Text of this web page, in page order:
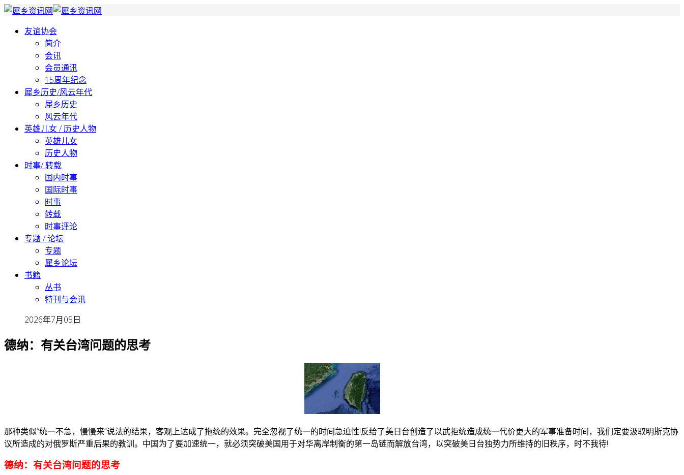
友谊协会
简介
会讯
会员通讯
15周年纪念
犀乡历史/风云年代
犀乡历史
风云年代
英雄儿女 / 历史人物
英雄儿女
历史人物
时事/ 转载
国内时事
国际时事
时事
转载
时事评论
专题 / 论坛
专题
犀乡论坛
书籍
丛书
特刊与会讯
2026年7月05日
德纳：有关台湾问题的思考
那种类似“统一不急，慢慢来”说法的结果，客观上达成了拖统的效果。完全忽视了统一的时间急迫性!反给了美日台创造了以武拒统造成统一代价更大的军事准备时间，我们定要汲取明斯克协
议所造成的对俄罗斯严重后果的教训。中国为了要加速统一，就必须突破美国用于对华离岸制衡的第一岛链而解放台湾，以突破美日台独势力所维持的旧秩序，时不我待!
德纳：有关台湾问题的思考